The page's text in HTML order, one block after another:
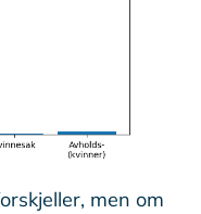
men om